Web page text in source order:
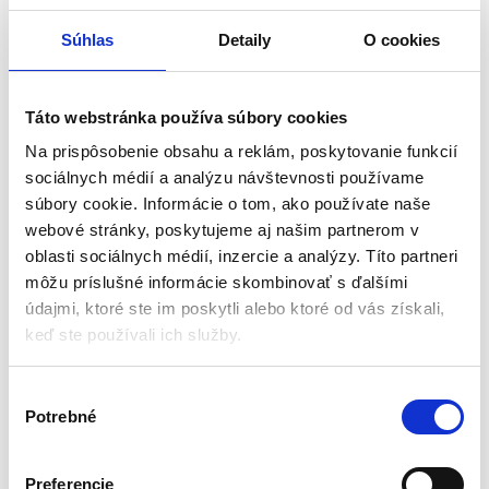
Súhlas Detaily O cookies
Táto webstránka používa súbory cookies
Na prispôsobenie obsahu a reklám, poskytovanie funkcií
sociálnych médií a analýzu návštevnosti používame
súbory cookie. Informácie o tom, ako používate naše
webové stránky, poskytujeme aj našim partnerom v
oblasti sociálnych médií, inzercie a analýzy. Títo partneri
môžu príslušné informácie skombinovať s ďalšími
údajmi, ktoré ste im poskytli alebo ktoré od vás získali,
keď ste používali ich služby.
Potrebné
Preferencie
zdravie. Vďaka presnosti týchto meraní sa ľahko vyhnete
nepriaznivým zdravotným následkom súvisiacim s
troch režimoch: 100%, 50%, 10% alebo podsvietenie úplne
Možnosť nabíjania cez solárny / fotovoltaický panel
(solárne napájanie)
Hlavné rysy:
predpoveď počasia na nasledujúcich 12 hodín,
meranie teploty a vlhkosti a indikátor trendu,
vonkajší alarm vysokej a nízkej teploty,
záznam najnižších a najvyšších meraní teploty a vlhkosti,
Indikátor skutočnej teploty
ľahko čitateľné miery